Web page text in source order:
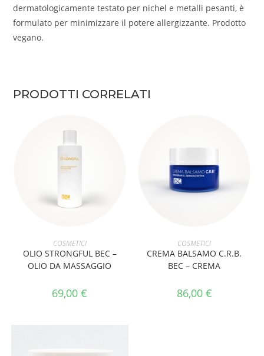
dermatologicamente testato per nichel e metalli pesanti, è
formulato per minimizzare il potere allergizzante. Prodotto
vegano.
PRODOTTI CORRELATI
AGGIUNGI AL CARRELLO
COSMETICI
OLIO STRONGFUL BEC –
OLIO DA MASSAGGIO
69,00€
AGGIUNGI AL CARRELLO
COSMETICI
CREMA BALSAMO C.R.B.
BEC – CREMA
86,00 €